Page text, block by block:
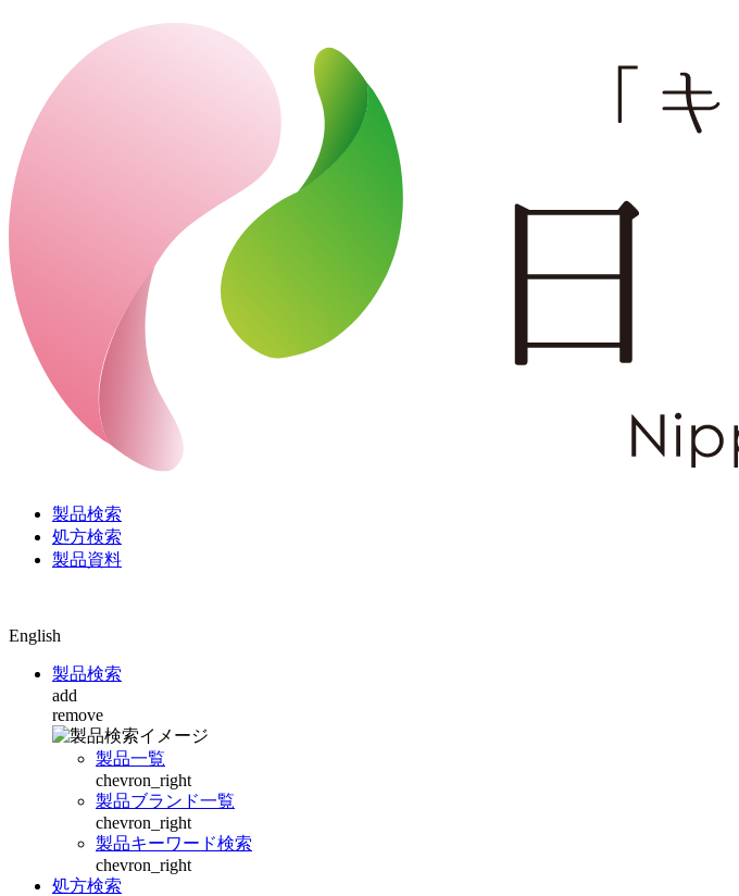
製品検索
処方検索
製品資料
English
製品検索
add
remove
製品一覧
chevron_right
製品ブランド一覧
chevron_right
製品キーワード検索
chevron_right
処方検索